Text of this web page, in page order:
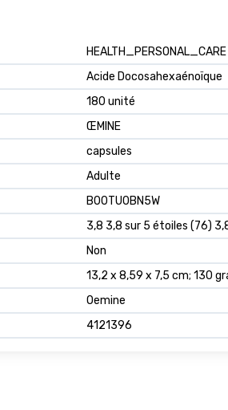
‎HEALTH_PERSONAL_CARE
‎Acide Docosahexaénoïque
‎180 unité
‎ŒMINE
‎capsules
‎Adulte
B00TU0BN5W
3,8 3,8 sur 5 étoiles (76)
Non
13,2 x 8,59 x 7,5 cm; 130
Oemine
4121396